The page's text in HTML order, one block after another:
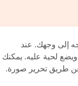
إلى وجهك. عند
ويضع لحية عليه. يمكنك
عن طريق تحرير صورة.